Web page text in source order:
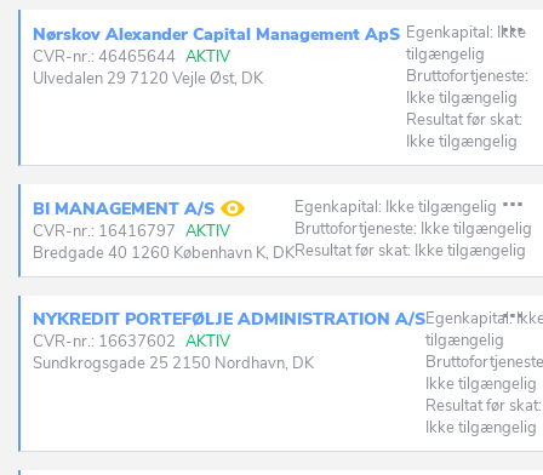
Nørskov Alexander Capital Management ApS
CVR-nr.: 46465644 AKTIV
Ulvedalen 29 7120 Vejle Øst, DK
Egenkapital: Ikke
tilgængelig
Bruttofortjeneste:
Ikke tilgængelig
Resultat før skat:
Ikke tilgængelig
BI MANAGEMENT A/S
CVR-nr.: 16416797 AKTIV
Bredgade 40 1260 København K, DK
Egenkapital: Ikke tilgængelig
Bruttofortjeneste: Ikke tilgængelig
Resultat før skat: Ikke tilgængelig
NYKREDIT PORTEFØLJE ADMINISTRATION A/S
CVR-nr.: 16637602 AKTIV
Sundkrogsgade 25 2150 Nordhavn, DK
Egenkapital:
tilgængelig
Ikke tilgængelig
Resultat før skat:
Ikke tilgængelig